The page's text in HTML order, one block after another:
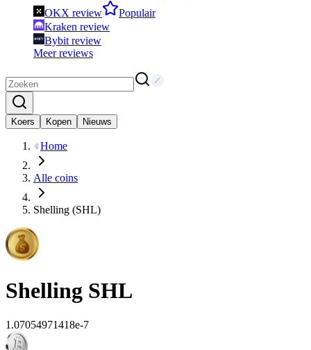
OKX review
Populair
Kraken review
Bybit review
Meer reviews
Koers Kopen Nieuws
Home
Alle coins
Shelling (SHL)
Shelling SHL
1.07054971418e-7